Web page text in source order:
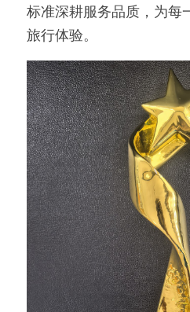
标准深耕服务品质，为每
旅行体验。